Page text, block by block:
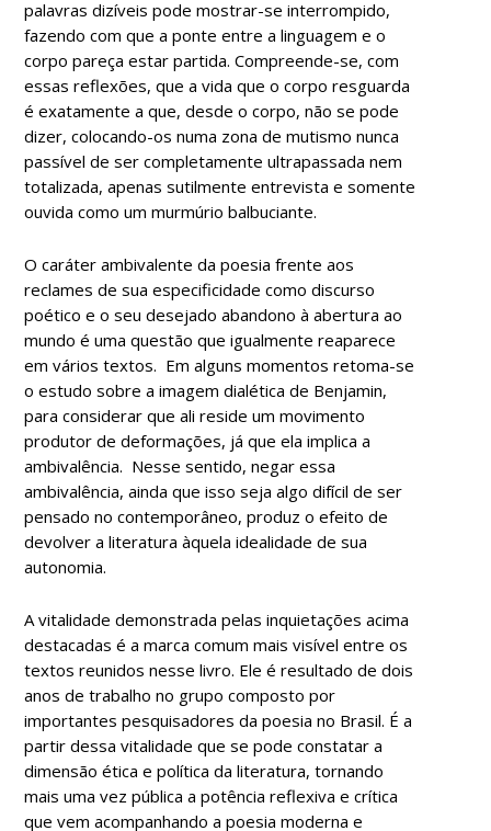
palavras dizíveis pode mostrar-se interrompido,
fazendo com que a ponte entre a linguagem e o
corpo pareça estar partida. Compreende-se, com
essas reflexões, que a vida que o corpo resguarda
é exatamente a que, desde o corpo, não se pode
dizer, colocando-os numa zona de mutismo nunca
passível de ser completamente ultrapassada nem
totalizada, apenas sutilmente entrevista e somente
ouvida como um murmúrio balbuciante.
O caráter ambivalente da poesia frente aos
reclames de sua especificidade como discurso
poético e o seu desejado abandono à abertura ao
mundo é uma questão que igualmente reaparece
em vários textos. Em alguns momentos retoma-se
o estudo sobre a imagem dialética de Benjamin,
para considerar que ali reside um movimento
produtor de deformações, já que ela implica a
ambivalência. Nesse sentido, negar essa
ambivalência, ainda que isso seja algo difícil de ser
pensado no contemporâneo, produz o efeito de
devolver a literatura àquela idealidade de sua
autonomia.
A vitalidade demonstrada pelas inquietações acima
destacadas é a marca comum mais visível entre os
textos reunidos nesse livro. Ele é resultado de dois
anos de trabalho no grupo composto por
importantes pesquisadores da poesia no Brasil. É a
partir dessa vitalidade que se pode constatar a
dimensão ética e política da literatura, tornando
mais uma vez pública a potência reflexiva e crítica
que vem acompanhando a poesia moderna e